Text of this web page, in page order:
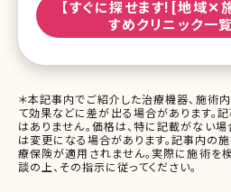
【すぐに探せます![地域✕
すめクリニック一
＊本記事内でご紹介した治療機器、施術
て効果などに差が出る場合があります。
はありません。価格は、特に記載がない場
は変更になる場合があります。記事内の
療保険が適用されません。実際に施術を
談の上、その指示に従ってください。